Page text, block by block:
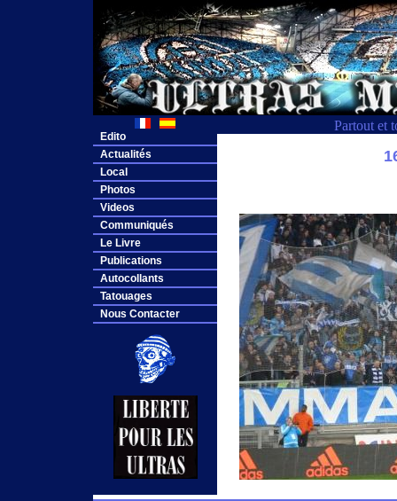
Partout et
Edito
Actualités
Local
Photos
Videos
Communiqués
Le Livre
Publications
Autocollants
Tatouages
Nous Contacter